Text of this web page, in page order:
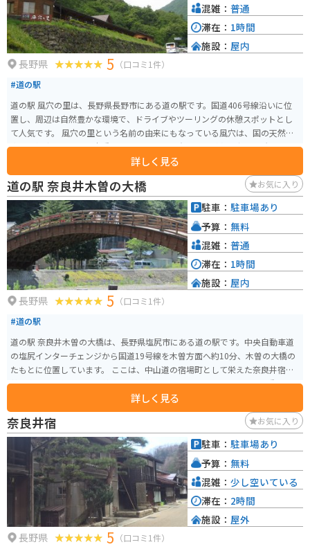
長野県 5 （口コミ1件）
#道の駅
道の駅 風穴の里は、長野県長野市にある道の駅です。国道406号線沿いに位
置し、周辺は自然豊かな環境で、ドライブやツーリングの休憩スポットとし
て人気です。 風穴の里という名前の由来にもなっている風穴は、国の天然記
念物に指定されている貴重なもので、夏でも冷たい風が吹き出す場所として
知られています。周辺には遊歩道が整備されているので、自然を感じながら
散策を楽しむことができます。 また、地元で採れた新鮮な野菜や果物を販売
する農産物直売所や、地元の食材を使った料理を提供するレストランもあり
ます。バイクで訪れる場合、駐車場も広く停めやすいので安心です。 長野市
街地からも比較的アクセスしやすい場所にあるので、観光の拠点としてもお
すすめです。
詳しく見る
混雑： 普通
滞在： 1時間
施設： 屋内
道の駅 奈良井木曽の大橋 お気に入り
長野県 5 （口コミ1件）
#道の駅
道の駅 奈良井木曽の大橋は、長野県塩尻市にある道の駅です。中央自動車道
の塩尻インターチェンジから国道19号線を木曽方面へ約10分、木曽の大橋の
たもとに位置しています。 ここは、中山道の宿場町として栄えた奈良井宿と
贄川宿の間に位置し、木曽路のほぼ中心にあります。周辺には、国の重要文
化財に指定されている木曽の大橋や、江戸時代の宿場町の面影を残す奈良井
宿など、歴史を感じさせる観光スポットが多くあります。 道の駅には、地元
の特産品を販売する直売所やレストラン、観光案内所などがあり、ドライブ
の休憩スポットとして最適です。また、木曽の大橋を一望できる展望台もあ
り、雄大な景色を楽しむことができます。 バイクで訪れる場合、道の駅には
広い駐車場が完備されているので安心です。ツーリングの休憩場所としては
もちろん、周辺の観光拠点としても利用できます。 地元の名産品としては、
木曽漆器や木曽節があります。木曽漆器は、美しい光沢と堅牢さが特徴で、
お土産に最適です。木曽節は、木曽地方に伝わる民謡で、力強い歌声が魅力
です。道の駅で購入することができます。
詳しく見る
駐車： 駐車場あり
予算： 無料
混雑： 普通
滞在： 1時間
施設： 屋内
奈良井宿 お気に入り
長野県 5 （口コミ1件）
駐車： 駐車場あり
予算： 無料
混雑： 少し空いている
滞在： 2時間
施設： 屋外